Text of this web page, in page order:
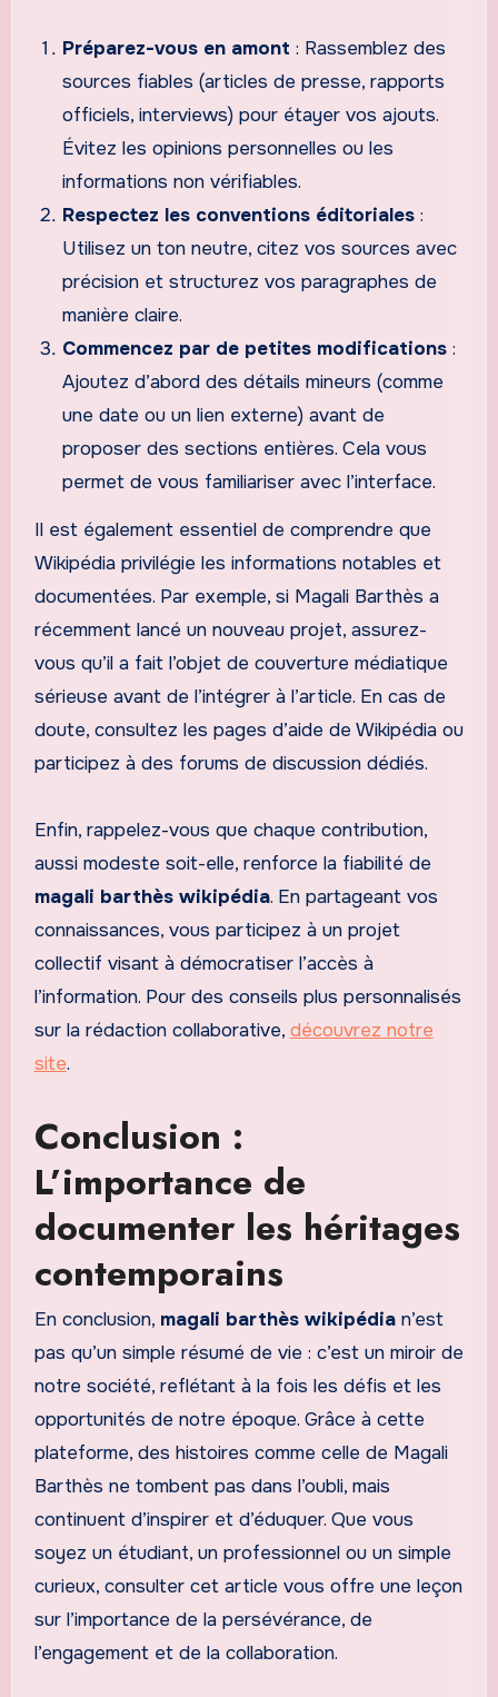
Préparez-vous en amont : Rassemblez des
sources fiables (articles de presse, rapports
officiels, interviews) pour étayer vos ajouts.
Évitez les opinions personnelles ou les
informations non vérifiables.
Respectez les conventions éditoriales :
Utilisez un ton neutre, citez vos sources avec
précision et structurez vos paragraphes de
manière claire.
Commencez par de petites modifications :
Ajoutez d’abord des détails mineurs (comme
une date ou un lien externe) avant de
proposer des sections entières. Cela vous
permet de vous familiariser avec l’interface.
Il est également essentiel de comprendre que
Wikipédia privilégie les informations notables et
documentées. Par exemple, si Magali Barthès a
récemment lancé un nouveau projet, assurez-
vous qu’il a fait l’objet de couverture médiatique
sérieuse avant de l’intégrer à l’article. En cas de
doute, consultez les pages d’aide de Wikipédia ou
participez à des forums de discussion dédiés.
Enfin, rappelez-vous que chaque contribution,
aussi modeste soit-elle, renforce la fiabilité de
magali barthès wikipédia. En partageant vos
connaissances, vous participez à un projet
collectif visant à démocratiser l’accès à
l’information. Pour des conseils plus personnalisés
sur la rédaction collaborative, découvrez notre
site.
Conclusion :
L’importance de
documenter les héritages
contemporains
En conclusion, magali barthès wikipédian’est
pas qu’un simple résumé de vie : c’est un miroir de
notre société, reflétant à la fois les défis et les
opportunités de notre époque. Grâce à cette
plateforme, des histoires comme celle de Magali
Barthès ne tombent pas dans l’oubli, mais
continuent d’inspirer et d’éduquer. Que vous
soyez un étudiant, un professionnel ou un simple
curieux, consulter cet article vous offre une leçon
sur l’importance de la persévérance, de
l’engagement et de la collaboration.